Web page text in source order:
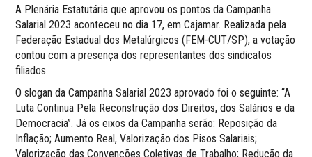
A Plenária Estatutária que aprovou os pontos da Campanha
Salarial 2023 aconteceu no dia 17, em Cajamar. Realizada pela
Federação Estadual dos Metalúrgicos (FEM-CUT/SP), a votação
contou com a presença dos representantes dos sindicatos
filiados.
O slogan da Campanha Salarial 2023 aprovado foi o seguinte: “A
Luta Continua Pela Reconstrução dos Direitos, dos Salários e da
Democracia”. Já os eixos da Campanha serão: Reposição da
Inflação; Aumento Real, Valorização dos Pisos Salariais;
Valorização das Convenções Coletivas de Trabalho; Redução da